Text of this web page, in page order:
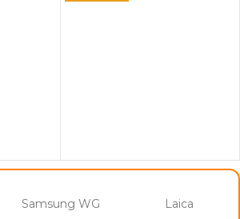
Samsung WG Laica